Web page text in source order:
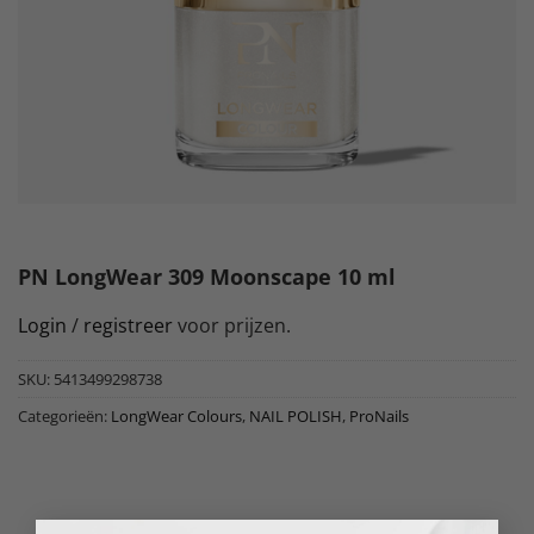
PN LongWear 309 Moonscape 10 ml
Login / registreer voor prijzen.
SKU: 5413499298738
Categorieën: LongWear Colours, NAIL POLISH, ProNails